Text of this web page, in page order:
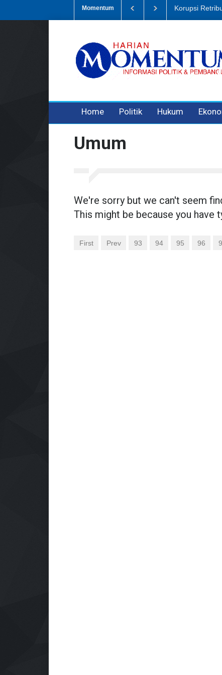
Momentum Korupsi
Home Politik Hukum
Umum
We're sorry but we can't seem
This might be because you have
First Prev 93 94 95 96